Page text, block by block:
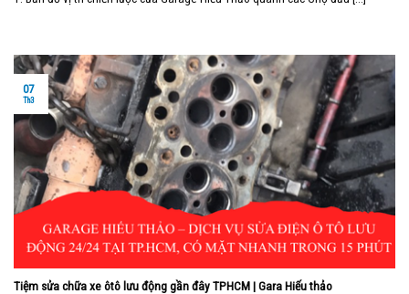
Tiệm sửa chữa xe ôtô lưu động gần đây TPHCM | Gara Hiếu thảo
07
Th3